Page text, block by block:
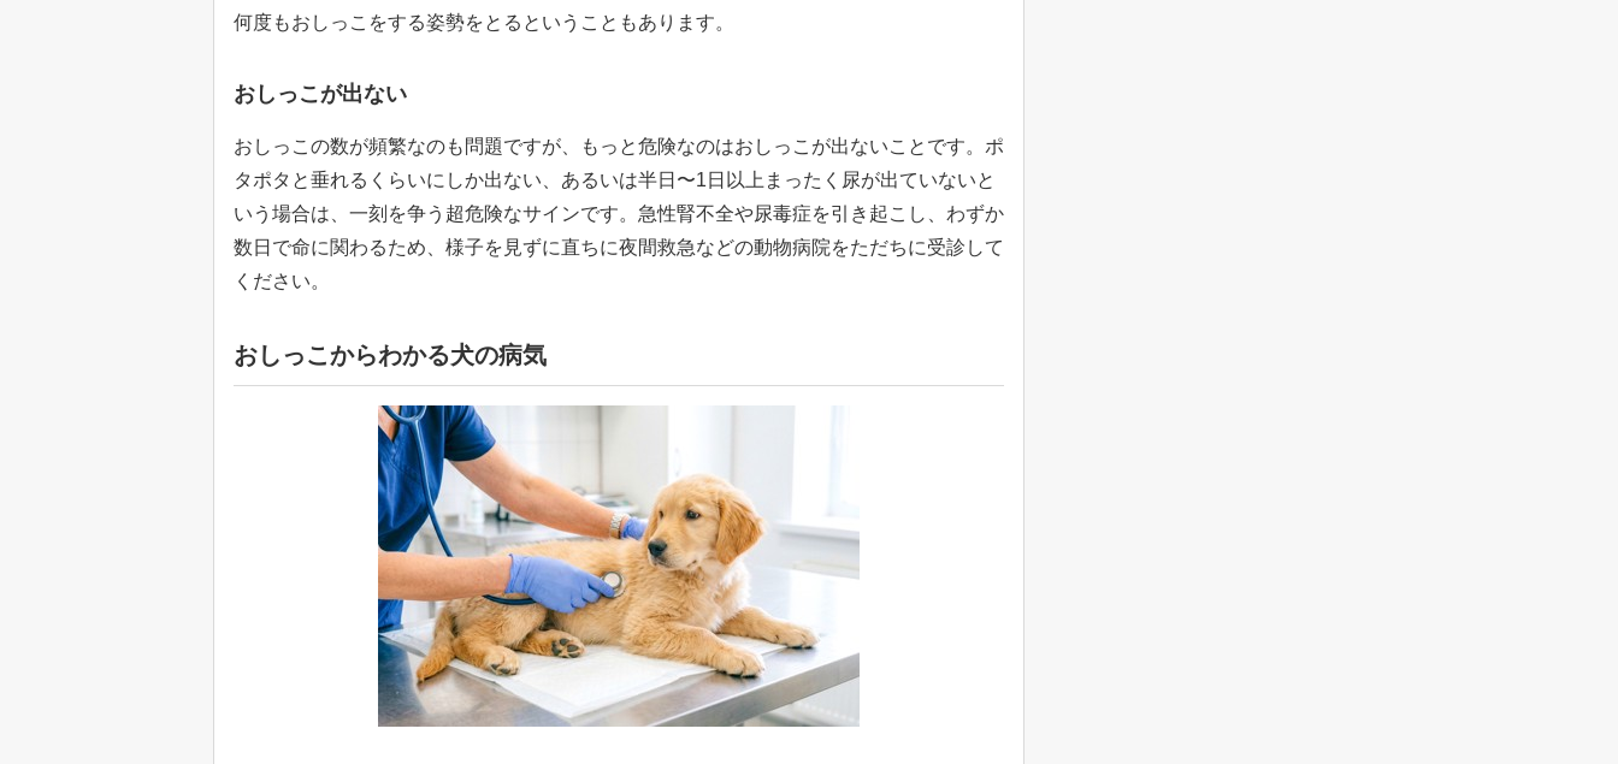
何度もおしっこをする姿勢をとるということもあります。
おしっこが出ない
おしっこの数が頻繁なのも問題ですが、もっと危険なのはおしっこが出ないことです。ポ
タポタと垂れるくらいにしか出ない、あるいは半日〜1日以上まったく尿が出ていないと
いう場合は、一刻を争う超危険なサインです。急性腎不全や尿毒症を引き起こし、わずか
数日で命に関わるため、様子を見ずに直ちに夜間救急などの動物病院をただちに受診して
ください。
おしっこからわかる犬の病気